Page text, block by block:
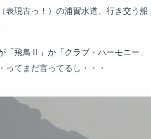
表現古っ！）の浦賀水道、行き交う船
「飛鳥Ⅱ」か「クラブ・ハーモニー」
ってまだ言ってるし・・・